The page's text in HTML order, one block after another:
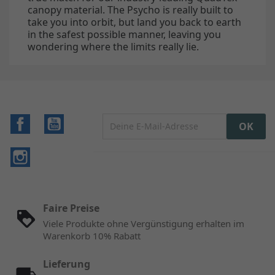
canopy material. The Psycho is really built to
take you into orbit, but land you back to earth
in the safest possible manner, leaving you
wondering where the limits really lie.
Facebook
Faire Preise
Viele Produkte ohne Vergünstigung erhalten im
Warenkorb 10% Rabatt
Lieferung